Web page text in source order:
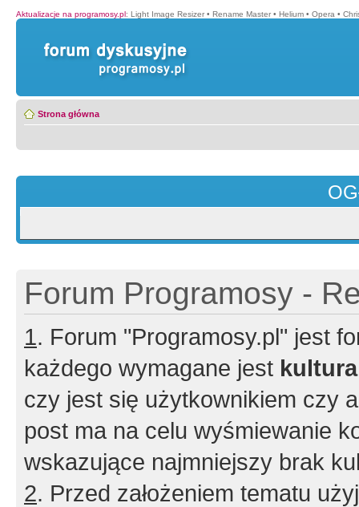
Aktualizacje na programosy.pl: Light Image Resizer • Rename Master • Helium • Opera •
Strona główna
Forum Programosy -
1. Forum "Programosy.pl" jest
każdego wymagane jest
czy jest się użytkownikiem czy
post ma na celu wyśmiewanie
wskazujące najmniejszy brak
2. Przed założeniem tematu